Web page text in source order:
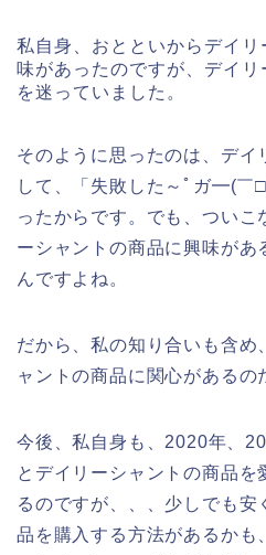
私自身、おとといからデイ
味があったのですが、デイ
を迷っていました。
そのように思ったのは、デイ
して、「失敗した～ﾟガ━(
ったからです。でも、ついこ
ーシャントの商品に興味があ
んですよね。
だから、私の知り合いも含め
ャントの商品に関心があるの
今後、私自身も、2020年、
とデイリーシャントの商品を
るのですが、、、少しでも安
品を購入する方法があるかも